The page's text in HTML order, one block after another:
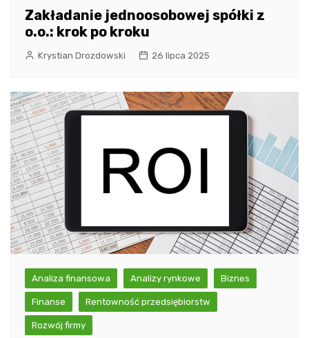
Zakładanie jednoosobowej spółki z
o.o.: krok po kroku
Krystian Drozdowski 26 lipca 2025
Analiza finansowa Analizy rynkowe Biznes
Finanse Rentowność przedsiębiorstw
Rozwój firmy